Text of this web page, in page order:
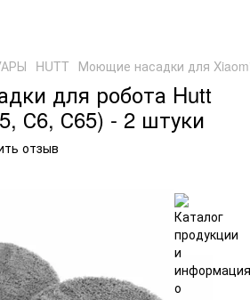
HUTT Моющие насадки для
для робота Hutt
С6, С65) - 2 штуки
отзыв